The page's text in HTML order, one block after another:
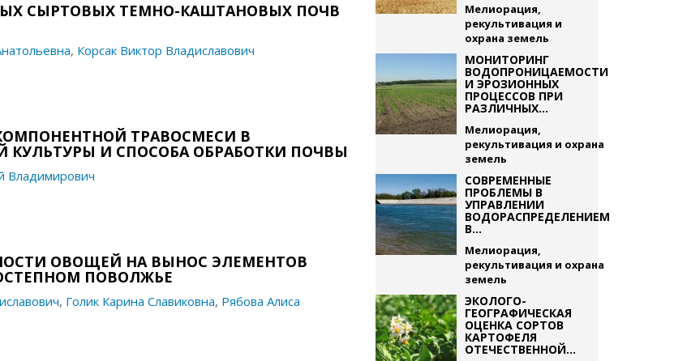
СЫРТОВЫХ ТЕМНО-КАШТАНОВЫХ ПОЧВ
, Корсак Виктор Владиславович
ТРАВОСМЕСИ В
И СПОСОБА ОБРАБОТКИ ПОЧВЫ
ОВОЩЕЙ НА ВЫНОС ЭЛЕМЕНТОВ
ПОВОЛЖЬЕ
, Голик Карина Славиковна, Рябова Алиса
Мелиорация,
рекультивация и
охрана земель
МОНИТОРИНГ
ВОДОПРОНИЦАЕМОСТИ
И ЭРОЗИОННЫХ
ПРОЦЕССОВ ПРИ
РАЗЛИЧНЫХ...
Мелиорация,
рекультивация и охрана
земель
СОВРЕМЕННЫЕ
ПРОБЛЕМЫ В
УПРАВЛЕНИИ
ВОДОРАСПРЕДЕЛЕНИЕМ
В...
Мелиорация,
рекультивация и охрана
земель
ЭКОЛОГО-
ГЕОГРАФИЧЕСКАЯ
ОЦЕНКА СОРТОВ
КАРТОФЕЛЯ
ОТЕЧЕСТВЕННОЙ...